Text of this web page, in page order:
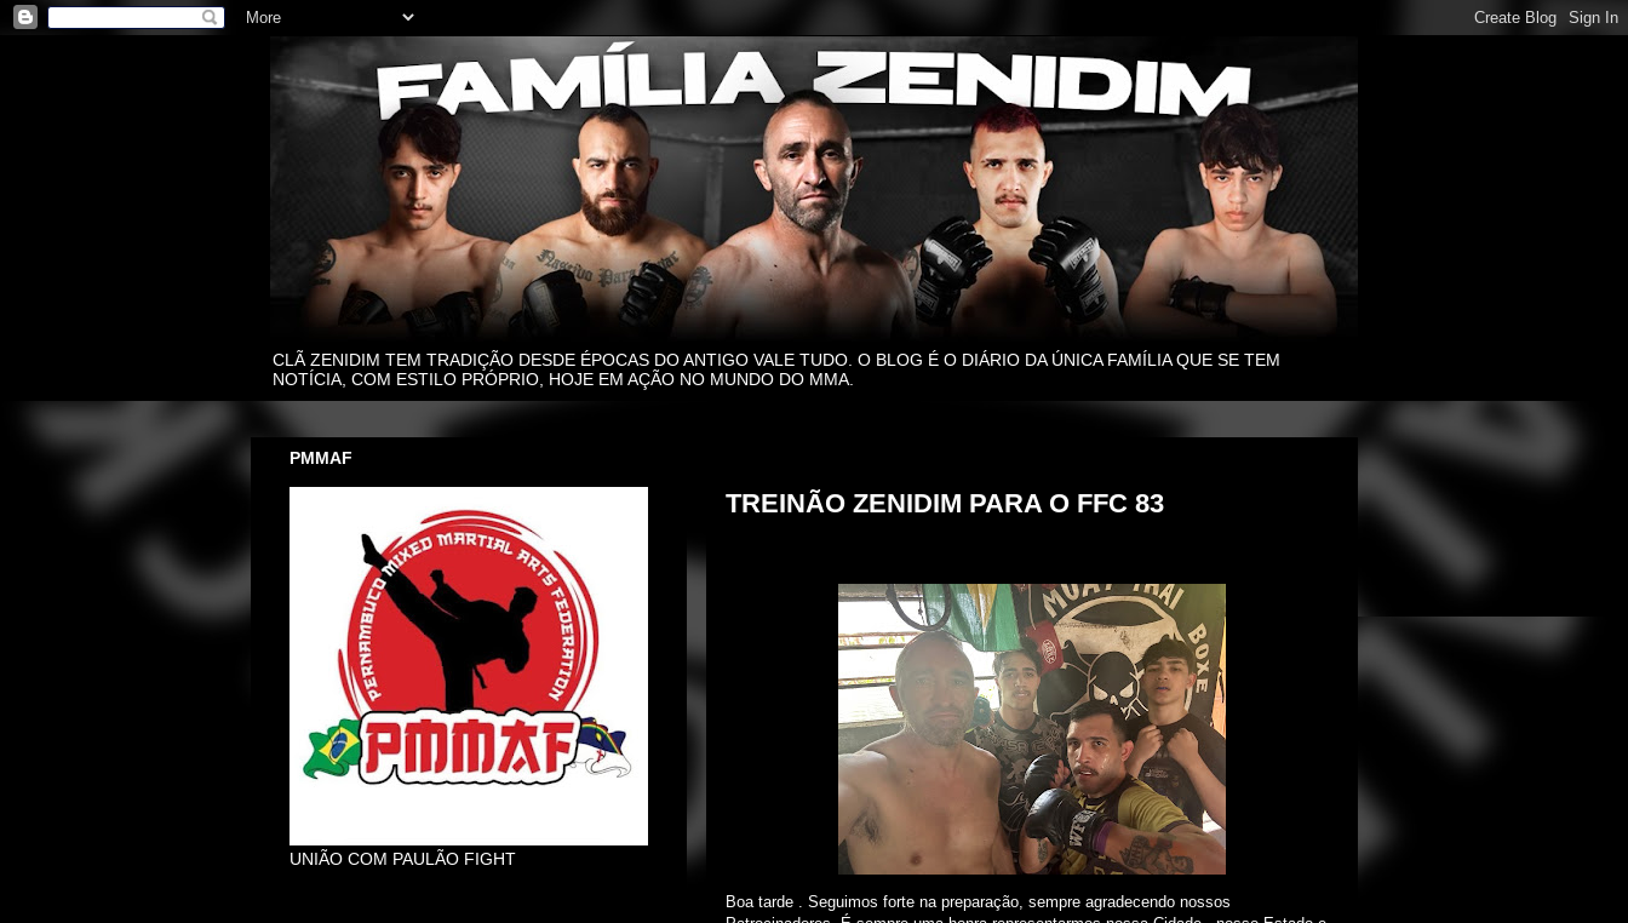
CLÃ ZENIDIM TEM TRADIÇÃO DESDE ÉPOCAS DO ANTIGO VALE TUDO. O BLOG É O DIÁRIO DA ÚNICA FAMÍLIA QUE SE TEM
NOTÍCIA, COM ESTILO PRÓPRIO, HOJE EM AÇÃO NO MUNDO DO MMA.
TREINÃO ZENIDIM PARA O FFC 83
Boa tarde . Seguimos forte na preparação, sempre agradecendo nossos
PMMAF
UNIÃO COM PAULÃO FIGHT